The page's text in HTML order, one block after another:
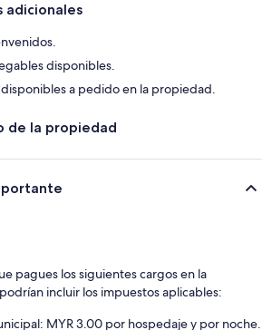
adicionales
disponibles.
disponibles a pedido en la propiedad.
de la propiedad
pagues los siguientes cargos en la
incluir los impuestos aplicables:
MYR 3.00 por hospedaje y por noche.